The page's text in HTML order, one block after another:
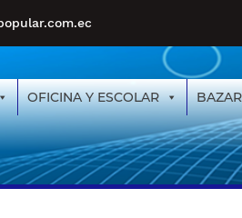
OFICINA Y ESCOLAR BAZAR